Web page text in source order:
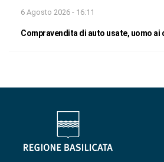
6 Agosto 2026 - 16:11
Compravendita di auto usate, uomo ai